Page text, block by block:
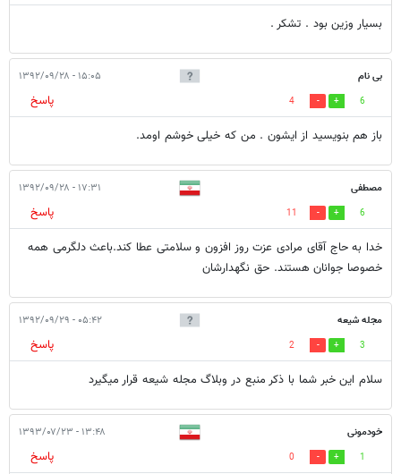
بسیار وزین بود . تشکر .
بی نام ۱۵:۰۵ - ۱۳۹۲/۰۹/۲۸
6
4
پاسخ
باز هم بنویسید از ایشون . من که خیلی خوشم اومد.
مصطفی ۱۷:۳۱ - ۱۳۹۲/۰۹/۲۸
6
11
پاسخ
خدا به حاج آقای مرادی عزت روز افزون و سلامتی عطا کند.باعث دلگرمی همه
خصوصا جوانان هستند. حق نگهدارشان
مجله شیعه ۰۵:۴۲ - ۱۳۹۲/۰۹/۲۹
3
2
پاسخ
سلام این خبر شما با ذکر منبع در وبلاگ مجله شیعه قرار میگیرد
خودمونی ۱۳:۴۸ - ۱۳۹۳/۰۷/۲۳
1
0
پاسخ